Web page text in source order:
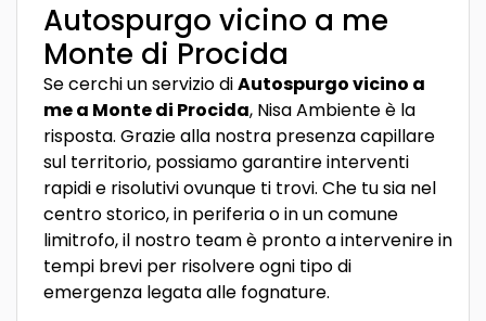
Autospurgo vicino a me
Monte di Procida
Se cerchi un servizio diAutospurgo vicino a
me a Monte di Procida, Nisa Ambiente è la
risposta. Grazie alla nostra presenza capillare
sul territorio, possiamo garantire interventi
rapidi e risolutivi ovunque ti trovi. Che tu sia nel
centro storico, in periferia o in un comune
limitrofo, il nostro team è pronto a intervenire in
tempi brevi per risolvere ogni tipo di
emergenza legata alle fognature.